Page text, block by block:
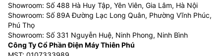
Showroom: Số 488 Hà Huy Tập, Yên Viên, Gia Lâm, Hà Nội
Showroom: Số 89A Đường Lạc Long Quân, Phường Vĩnh Phúc,
Phú Thọ
Showroom: Số 331 Nguyễn Huệ, Ninh Phong, Ninh Bình
Công Ty Cổ Phần Điện Máy Thiên Phú